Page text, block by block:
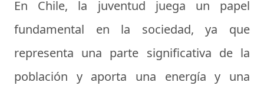
En Chile, la juventud juega un papel
fundamental en la sociedad, ya que
representa una parte significativa de la
población y aporta una energía y una